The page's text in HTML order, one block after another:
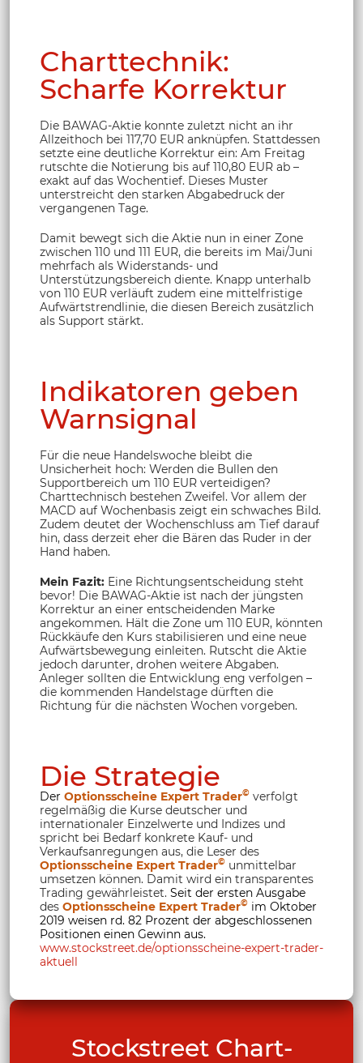
Charttechnik:
Scharfe Korrektur
Die BAWAG-Aktie konnte zuletzt nicht an ihr
Allzeithoch bei 117,70 EUR anknüpfen. Stattdessen
setzte eine deutliche Korrektur ein: Am Freitag
rutschte die Notierung bis auf 110,80 EUR ab –
exakt auf das Wochentief. Dieses Muster
unterstreicht den starken Abgabedruck der
vergangenen Tage.
Damit bewegt sich die Aktie nun in einer Zone
zwischen 110 und 111 EUR, die bereits im Mai/Juni
mehrfach als Widerstands- und
Unterstützungsbereich diente. Knapp unterhalb
von 110 EUR verläuft zudem eine mittelfristige
Aufwärtstrendlinie, die diesen Bereich zusätzlich
als Support stärkt.
Indikatoren geben
Warnsignal
Für die neue Handelswoche bleibt die
Unsicherheit hoch: Werden die Bullen den
Supportbereich um 110 EUR verteidigen?
Charttechnisch bestehen Zweifel. Vor allem der
MACD auf Wochenbasis zeigt ein schwaches Bild.
Zudem deutet der Wochenschluss am Tief darauf
hin, dass derzeit eher die Bären das Ruder in der
Hand haben.
Mein Fazit: Eine Richtungsentscheidung steht
bevor! Die BAWAG-Aktie ist nach der jüngsten
Korrektur an einer entscheidenden Marke
angekommen. Hält die Zone um 110 EUR, könnten
Rückkäufe den Kurs stabilisieren und eine neue
Aufwärtsbewegung einleiten. Rutscht die Aktie
jedoch darunter, drohen weitere Abgaben.
Anleger sollten die Entwicklung eng verfolgen –
die kommenden Handelstage dürften die
Richtung für die nächsten Wochen vorgeben.
Die Strategie
Der Optionsscheine Expert Trader© verfolgt
regelmäßig die Kurse deutscher und
internationaler Einzelwerte und Indizes und
spricht bei Bedarf konkrete Kauf- und
Verkaufsanregungen aus, die Leser des
Optionsscheine Expert Trader© unmittelbar
umsetzen können. Damit wird ein transparentes
Trading gewährleistet. Seit der ersten Ausgabe
des Optionsscheine Expert Trader© im Oktober
2019 weisen rd. 82 Prozent der abgeschlossenen
Positionen einen Gewinn aus.
www.stockstreet.de/optionsscheine-expert-trader-
aktuell
Stockstreet Chart-